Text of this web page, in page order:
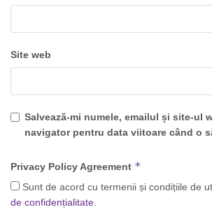
Site web
Salvează-mi numele, emailul și site-ul
navigator pentru data viitoare când o
Privacy Policy Agreement *
Sunt de acord cu termenii și condițiile de
de confidențialitate.